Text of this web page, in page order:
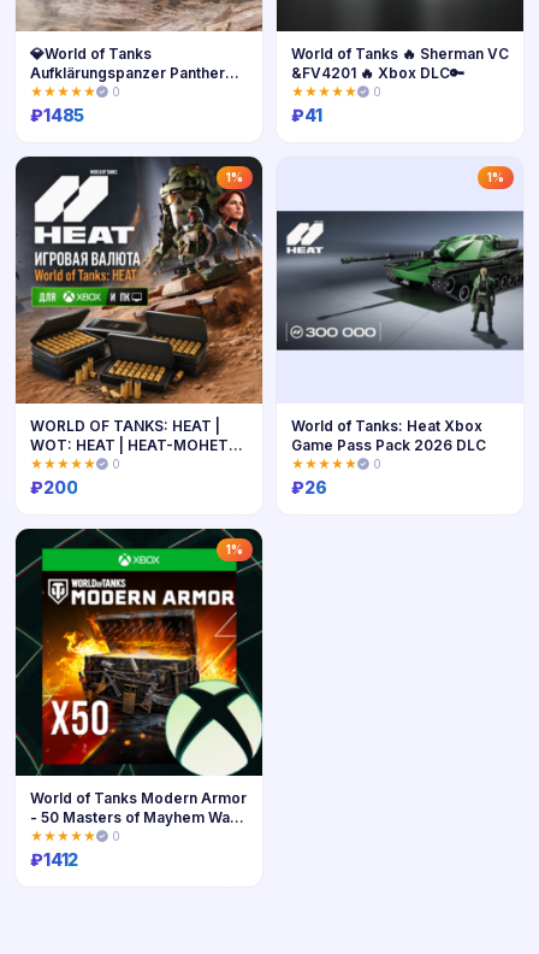
Купить
💎World of Tanks
Aufklärungspanzer Panther
Xbox Ключ 🔑
★★★★★ 0
₽1485
World of Tanks 🔥 Sherman VC
&FV4201 🔥 Xbox DLC🔑
★★★★★ 0
₽41
1%
Купить
WORLD OF TANKS: HEAT |
WOT: HEAT | HEAT-МОНЕТЫ
200 - 10000 (XBOX + ПК)
★★★★★ 0
₽200
1%
World of Tanks: Heat Xbox
Game Pass Pack 2026 DLC
★★★★★ 0
₽26
1%
World of Tanks Modern Armor
- 50 Masters of Mayhem War
Chests XBOX НА ВАШ
АККАУНТ
★★★★★ 0
₽1412